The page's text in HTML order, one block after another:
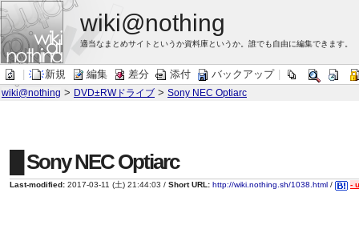
wiki@nothing
適当なまとめサイトというか資料庫というか。誰でも自由に編集できます。
| 新規 編集 差分 添付 バックアップ |
wiki@nothing > DVD±RWドライブ > Sony NEC Optiarc
█ Sony NEC Optiarc
Last-modified: 2017-03-11 (土) 21:44:03 / Short URL: http://wiki.nothing.sh/1038.html / -